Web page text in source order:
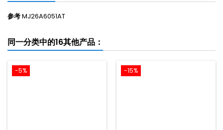
参考MJ26A6051AT
同一分类中的16其他产品：
-5% -15%